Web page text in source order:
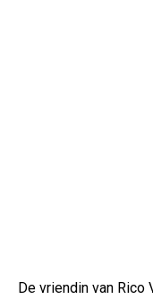
De vriendin van Rico